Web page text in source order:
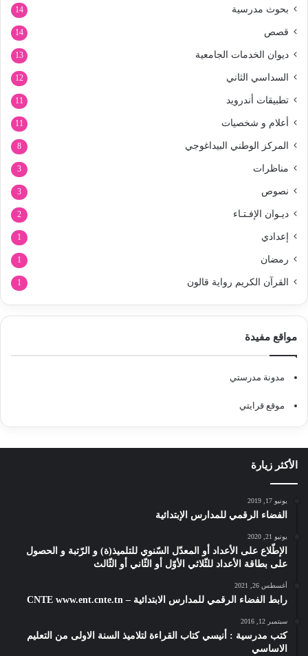
بحوث مدرسية 14
قصص 14
ديوان الخدمات الجامعية 13
السداسي الثاني 12
تطبيقات أندرويد 11
أعلام و شخصيات 11
المركز الوطني البيداغوجي 8
مناظرات 3
نصوص 3
ديـوان الإفـتـاء 2
إعدادي 1
رمضان 1
القرآن الكريم رواية قالون 1
مواقع مفيدة
مدونة مدرستي
موقع قرايتي
الأكثر زيارة
يونيو 17, 2019
الفضاء الرقمي للمدارس الإبتدائية
يونيو 21, 2020
الإطّلاع على الأعداد أو المعدّل السّنوي للتلميذ(ة) و الرّتبة و الحصول
على بطاقة الأعداد للثّلاثي الأوّل أو الثّاني أو الثّالث
أغسطس 26, 2021
رابط الفضاء الرقمي للمدارس الابتدائية – CNTE www.ent.cnte.tn
سبتمبر 12, 2016
كتب مدرسية : أنيسي كتاب القراءة لتلاميذ السنة الاولى من التعليم
الاساسي